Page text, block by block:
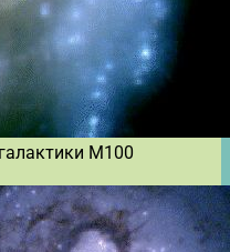
M100